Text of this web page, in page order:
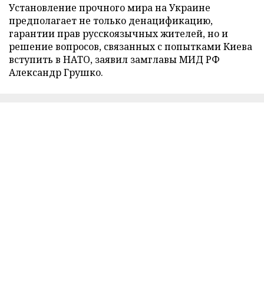
Установление прочного мира на Украине
предполагает не только денацификацию,
гарантии прав русскоязычных жителей, но и
решение вопросов, связанных с попытками Киева
вступить в НАТО, заявил замглавы МИД РФ
Александр Грушко.